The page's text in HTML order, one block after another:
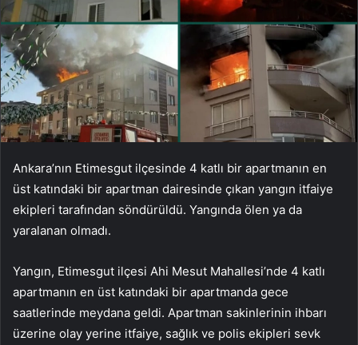
Ankara’nın Etimesgut ilçesinde 4 katlı bir apartmanın en
üst katındaki bir apartman dairesinde çıkan yangın itfaiye
ekipleri tarafından söndürüldü. Yangında ölen ya da
yaralanan olmadı.
Yangın, Etimesgut ilçesi Ahi Mesut Mahallesi’nde 4 katlı
apartmanın en üst katındaki bir apartmanda gece
saatlerinde meydana geldi. Apartman sakinlerinin ihbarı
üzerine olay yerine itfaiye, sağlık ve polis ekipleri sevk